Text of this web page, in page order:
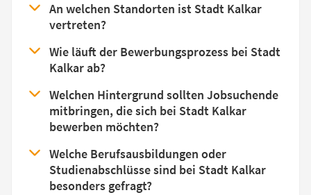
An welchen Standorten ist Stadt Kalkar
vertreten?
Wie läuft der Bewerbungsprozess bei Stadt
Kalkar ab?
Welchen Hintergrund sollten Jobsuchende
mitbringen, die sich bei Stadt Kalkar
bewerben möchten?
Welche Berufsausbildungen oder
Studienabschlüsse sind bei Stadt Kalkar
besonders gefragt?